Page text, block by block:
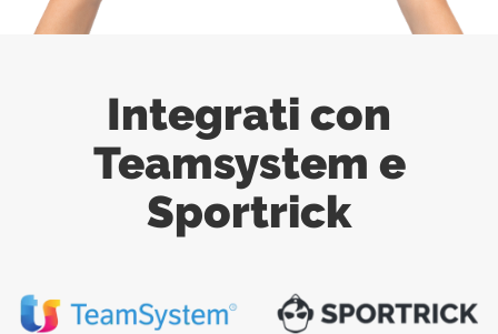
Integrati con
Teamsystem e
Sportrick